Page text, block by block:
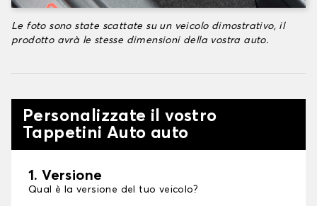
Le foto sono state scattate su un veicolo dimostrativo, il
prodotto avrà le stesse dimensioni della vostra auto.
Personalizzate il vostro
Tappetini Auto auto
1. Versione
Qual è la versione del tuo veicolo?